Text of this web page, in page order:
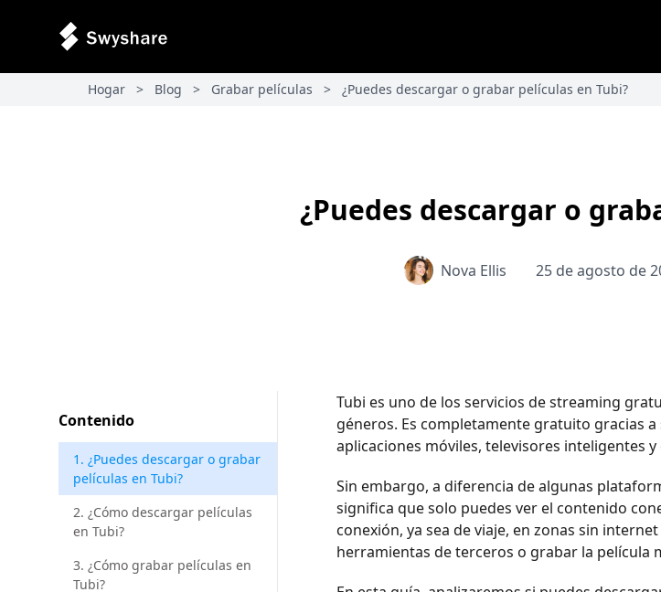
Hogar > Blog > Grabar películas > ¿Puedes descargar o grabar películas en Tubi?
¿Puedes descargar o
Nova Ellis 25 de agosto de
Contenido
1. ¿Puedes descargar o grabar
películas en Tubi?
2. ¿Cómo descargar películas
en Tubi?
3. ¿Cómo grabar películas en
Tubi?
Tubi es uno de los servicios de streaming
géneros. Es completamente gratuito gracias
aplicaciones móviles, televisores inteligentes
Sin embargo, a diferencia de algunas
significa que solo puedes ver el contenido
conexión, ya sea de viaje, en zonas sin
herramientas de terceros o grabar la película